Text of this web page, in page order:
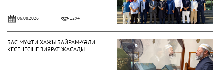
06.08.2026 1294
БАС МҮФТИ ХАЖЫ БАЙРАМ-УӘЛИ
КЕСЕНЕСІНЕ ЗИЯРАТ ЖАСАДЫ